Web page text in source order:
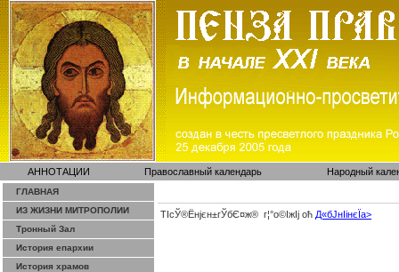
АННОТАЦИИ Православный календарь Народный
ГЛАВНАЯ
ИЗ ЖИЗНИ МИТРОПОЛИИ
Тронный Зал
История епархии
История храмов
ТІсЎ®Ёнјєн±­гЎ­бЄ¤ж® г¦°о©ІжІј оћ Д«бЈ­нІінєЇa>